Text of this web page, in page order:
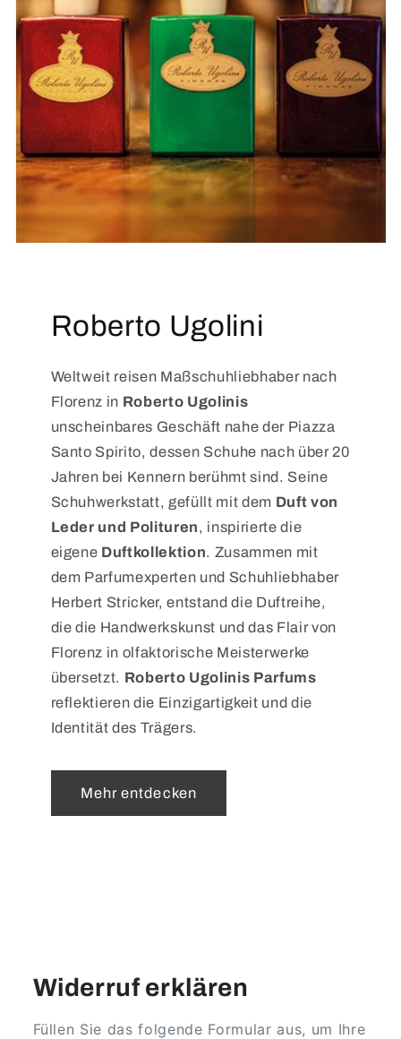
Roberto Ugolini
Weltweit reisen Maßschuhliebhaber nach
Florenz in Roberto Ugolinis
unscheinbares Geschäft nahe der Piazza
Santo Spirito, dessen Schuhe nach über 20
Jahren bei Kennern berühmt sind. Seine
Schuhwerkstatt, gefüllt mit dem Duft von
Leder und Polituren, inspirierte die
eigene Duftkollektion. Zusammen mit
dem Parfumexperten und Schuhliebhaber
Herbert Stricker, entstand die Duftreihe,
die die Handwerkskunst und das Flair von
Florenz in olfaktorische Meisterwerke
übersetzt. Roberto Ugolinis Parfums
reflektieren die Einzigartigkeit und die
Identität des Trägers.
Mehr entdecken
Widerruf erklären
Füllen Sie das folgende Formular aus, um Ihre